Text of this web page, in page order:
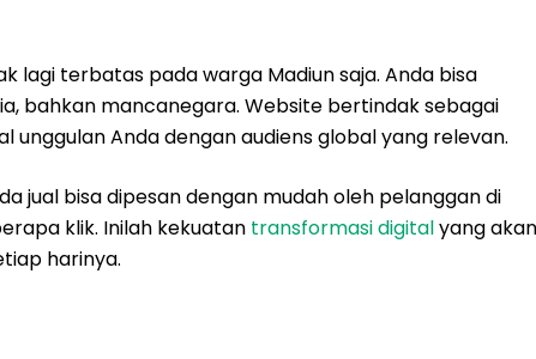
lagi terbatas pada warga Madiun saja. Anda bisa
bahkan mancanegara. Website bertindak sebagai
Anda dengan audiens global yang relevan.
jual bisa dipesan dengan mudah oleh pelanggan di
klik. Inilah kekuatan transformasi digitalyang akan
harinya.